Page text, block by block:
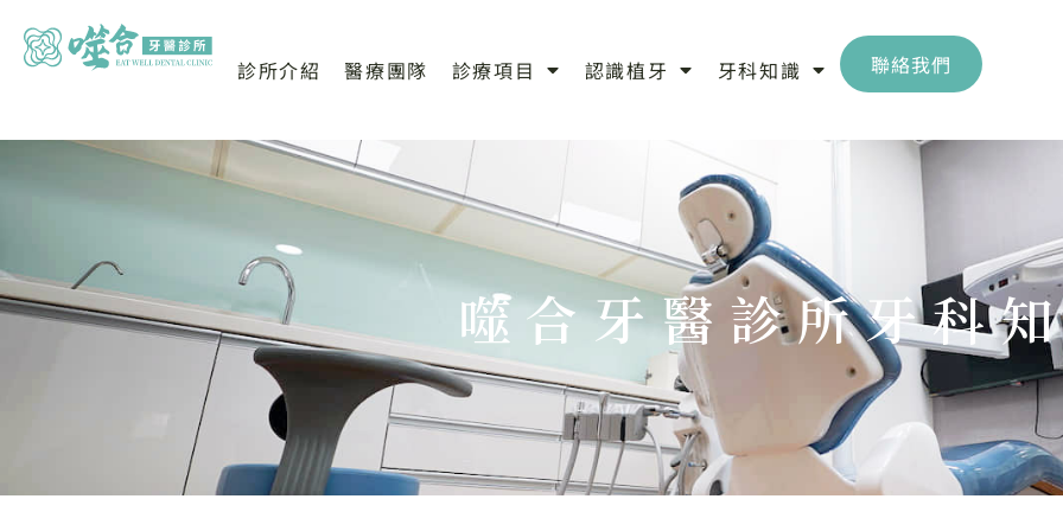
診所介紹 醫療團隊 診療項目 認識植牙 牙科知識 聯絡我們
噬合牙醫診所牙科